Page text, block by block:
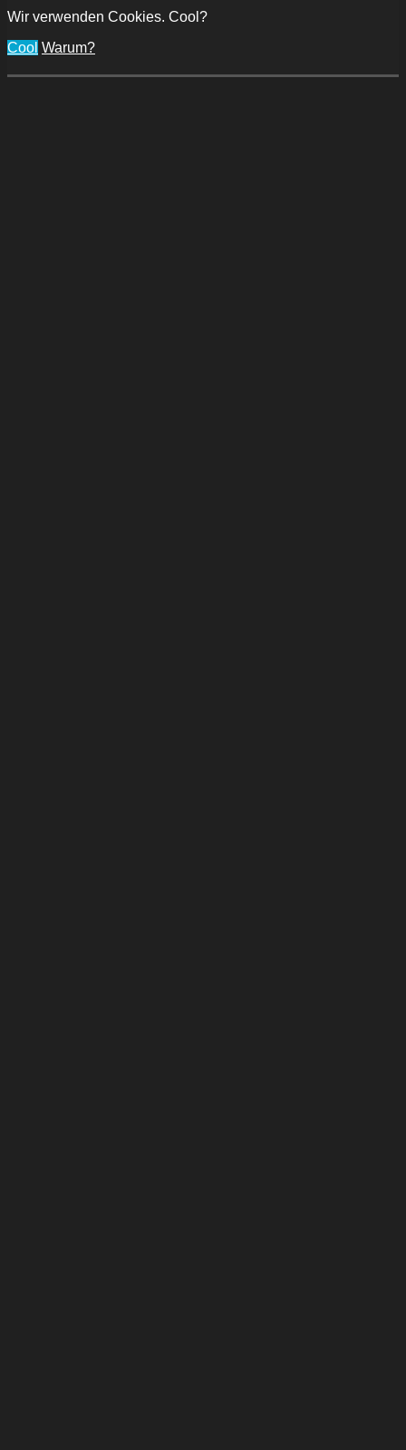
Wir verwenden Cookies. Cool?
Cool Warum?